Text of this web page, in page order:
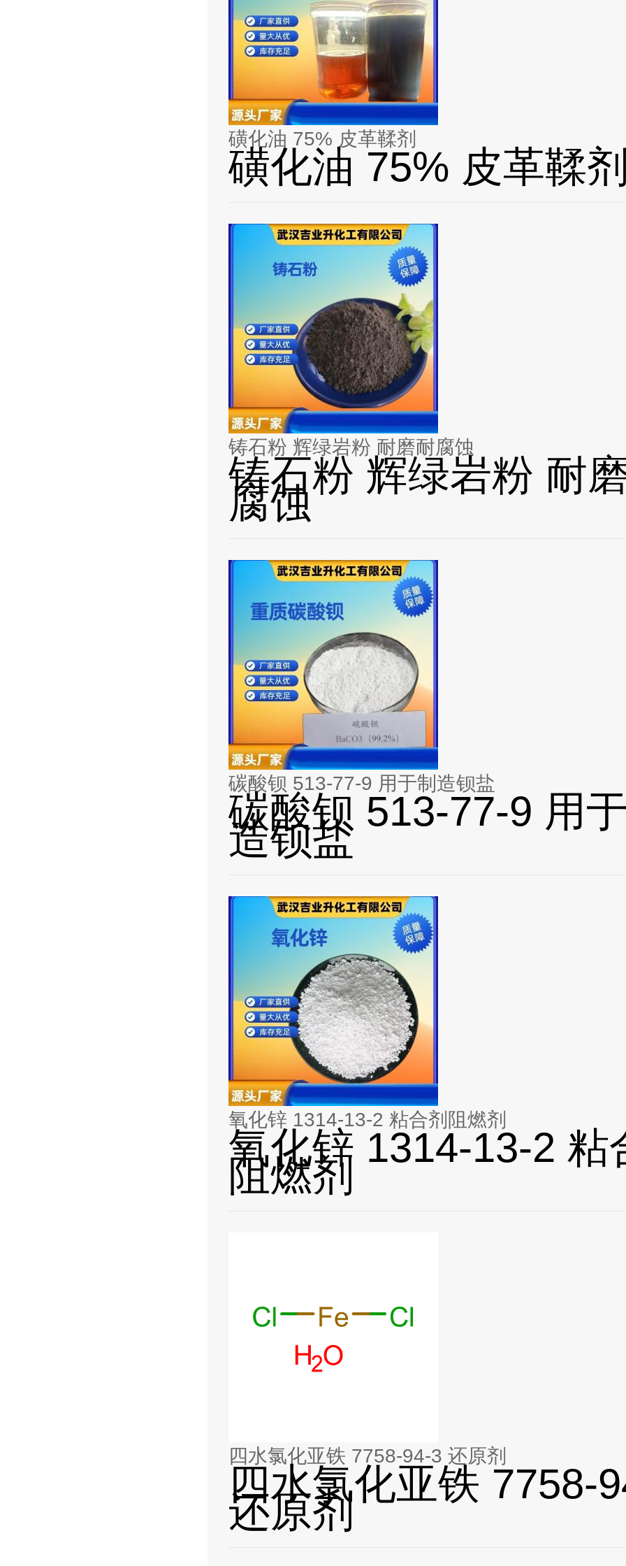
磺化油 75% 皮革鞣剂
磺化油 75% 皮革鞣
铸石粉 辉绿岩粉 耐磨耐腐蚀
铸石粉 辉绿岩粉 耐
腐蚀
碳酸钡 513-77-9 用于制造钡盐
碳酸钡 513-77-9 用
造钡盐
氧化锌 1314-13-2 粘合剂阻燃剂
氧化锌 1314-13-2 粘
阻燃剂
四水氯化亚铁 7758-94-3 还原剂
四水氯化亚铁 7758-
还原剂